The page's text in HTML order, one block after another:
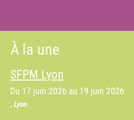
À la une
SFPM Lyon
Du 17 juin 2026 au 19 juin 2026
, Lyon